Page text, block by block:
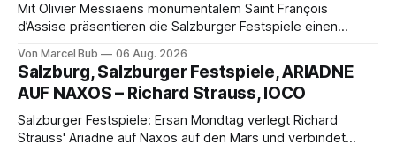
Mit Olivier Messiaens monumentalem Saint François
d’Assise präsentieren die Salzburger Festspiele einen
eine bildgewaltige Inszenierung, Maxime Pascal entfaltet
die komplexe Partitur eindrucksvoll, Philippe Sly berührt als
Franziskus.
Von Marcel Bub 06 Aug. 2026
Salzburg, Salzburger Festspiele, ARIADNE
AUF NAXOS – Richard Strauss, IOCO
Salzburger Festspiele: Ersan Mondtag verlegt Richard
Strauss' Ariadne auf Naxos auf den Mars und verbindet